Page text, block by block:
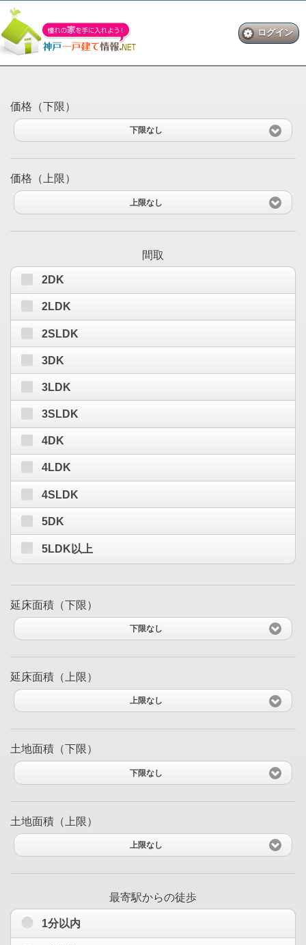
ログイン
価格（下限）
下限なし
価格（上限）
上限なし
間取
2DK
2LDK
2SLDK
3DK
3LDK
3SLDK
4DK
4LDK
4SLDK
5DK
5LDK以上
延床面積（下限）
下限なし
延床面積（上限）
上限なし
土地面積（下限）
下限なし
土地面積（上限）
上限なし
最寄駅からの徒歩
1分以内